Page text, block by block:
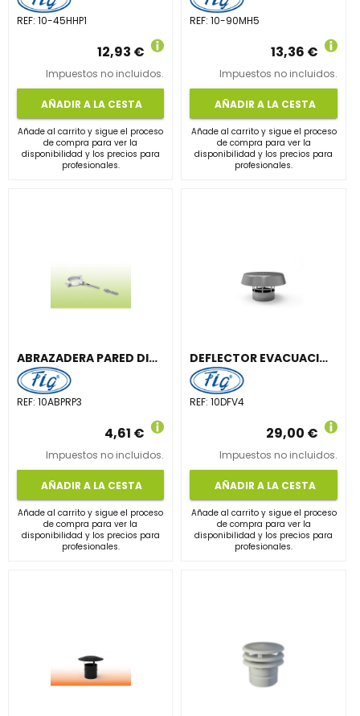
REF: 10-45HHP1
12,93 €
Impuestos no incluidos.
AÑADIR A LA CESTA
Añade al carrito y sigue el proceso
de compra para ver la
disponibilidad y los precios para
profesionales.
REF:10-90MH5
13,36 €
Impuestos no incluidos.
AÑADIR A LA CESTA
Añade al carrito y sigue el proceso
de compra para ver la
disponibilidad y los precios para
profesionales.
ABRAZADERA PARED DIÁMETRO 100mm ACERO INOXIDABLE BLANCO
REF: 10ABPRP3
4,61 €
Impuestos no incluidos.
AÑADIR A LA CESTA
Añade al carrito y sigue el proceso
de compra para ver la
disponibilidad y los precios para
profesionales.
DEFLECTOR EVACUACIÓN VERTICAL DIÁMETRO 100mm INOXIDABLE
REF:10DFV4
29,00 €
Impuestos no incluidos.
AÑADIR A LA CESTA
Añade al carrito y sigue el proceso
de compra para ver la
disponibilidad y los precios para
profesionales.